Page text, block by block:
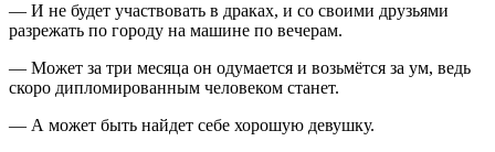
— И не будет участвовать в драках, и со своими друзьями
разрежать по городу на машине по вечерам.
— Может за три месяца он одумается и возьмётся за ум, ведь
скоро дипломированным человеком станет.
— А может быть найдет себе хорошую девушку.